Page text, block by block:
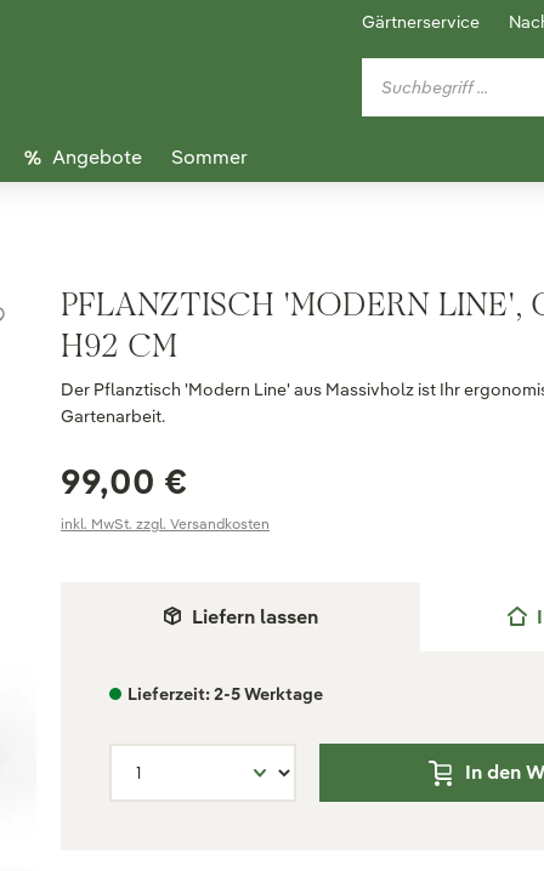
Gärtnerservice
Angebote Sommer
PFLANZTISCH 'MODERN LINE',
H92 CM
Der Pflanztisch 'Modern Line' aus Massivholz ist Ihr
Gartenarbeit.
99,00 €
inkl. MwSt. zzgl. Versandkosten
Liefern lassen
Lieferzeit: 2-5 Werktage
In den